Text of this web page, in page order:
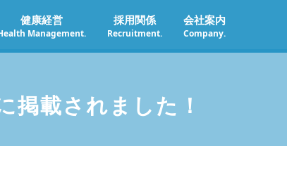
健康経営
Management.
採用関係
Recruitment.
会社案内
Company.
掲載されました！